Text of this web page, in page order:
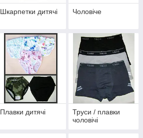
Шкарпетки дитячі Чоловіче
Плавки дитячі
Труси / плавки
чоловічі